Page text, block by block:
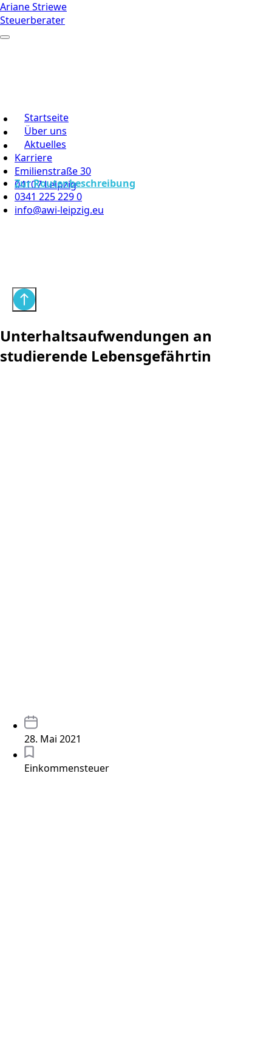
Ariane Striewe
Steuerberater
Startseite
Über uns
Aktuelles
Karriere
Emilienstraße 30
04107 Leipzig
Zur Routenbeschreibung
0341 225 229 0
info@awi-leipzig.eu
Unterhaltsaufwendungen an
studierende Lebensgefährtin
28. Mai 2021
Einkommensteuer